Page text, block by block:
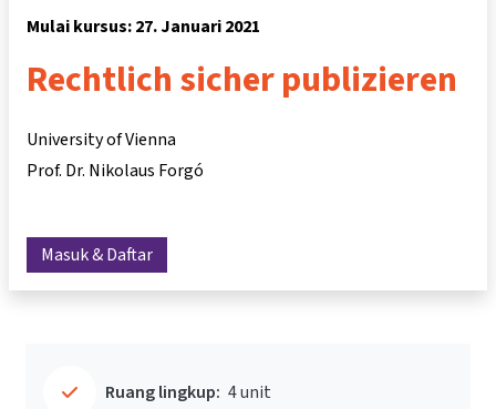
Mulai kursus: 27. Januari 2021
Rechtlich sicher publizieren
University of Vienna
Prof. Dr. Nikolaus Forgó
Masuk & Daftar
Ruang lingkup: 4 unit